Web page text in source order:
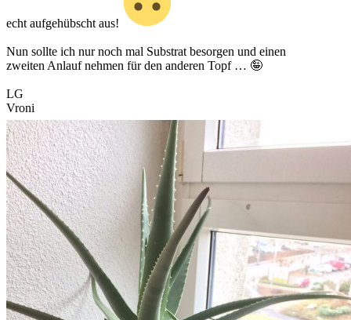
echt aufgehübscht aus!
Nun sollte ich nur noch mal Substrat besorgen und einen
zweiten Anlauf nehmen für den anderen Topf … 🤪
LG
Vroni